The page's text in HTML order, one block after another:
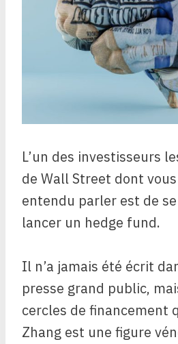
L’un des investisseurs
de Wall Street dont vous
entendu parler est de
lancer un hedge fund.
Il n’a jamais été écrit
presse grand public,
cercles de financement
Zhang est une figure